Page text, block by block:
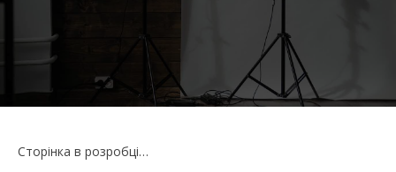
Сторінка в розробці…